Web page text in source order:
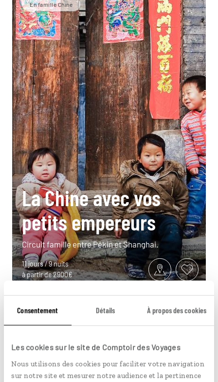
Consentement Détails À propos des cookies
Les cookies sur le site de Comptoir des Voyages
Nous utilisons des cookies pour faciliter votre navigation
sur notre site et mesurer notre audience et la pertinence
En famille Chine
La Chine avec vos
petits empereurs
Circuit famille entre Pékin et Shanghai.
11 jours / 9 nuits
à partir de 2900€
Pour aller plus loin